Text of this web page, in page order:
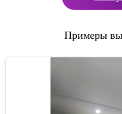
Примеры